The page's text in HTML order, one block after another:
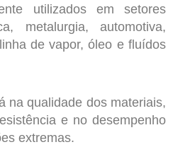
utilizados em setores
metalurgia, automotiva,
de vapor, óleo e fluídos
na qualidade dos materiais,
e no desempenho
extremas.